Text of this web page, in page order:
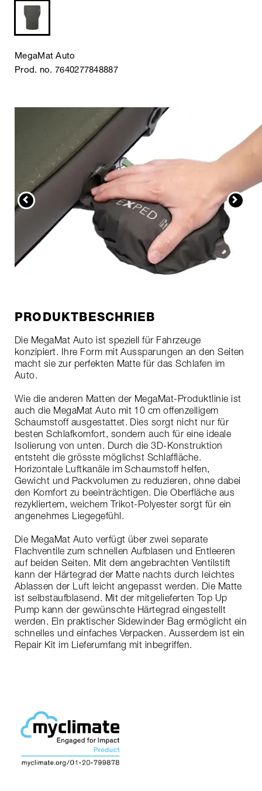
MegaMat Auto
Prod. no. 7640277848887
PRODUKTBESCHRIEB
Die MegaMat Auto ist speziell für Fahrzeuge
konzipiert. Ihre Form mit Aussparungen an den Seiten
macht sie zur perfekten Matte für das Schlafen im
Auto.
Wie die anderen Matten der MegaMat-Produktlinie ist
auch die MegaMat Auto mit 10 cm offenzelligem
Schaumstoff ausgestattet. Dies sorgt nicht nur für
besten Schlafkomfort, sondern auch für eine ideale
Isolierung von unten. Durch die 3D-Konstruktion
entsteht die grösste möglichst Schlaffläche.
Horizontale Luftkanäle im Schaumstoff helfen,
Gewicht und Packvolumen zu reduzieren, ohne dabei
den Komfort zu beeinträchtigen. Die Oberfläche aus
rezykliertem, weichem Trikot-Polyester sorgt für ein
angenehmes Liegegefühl.
Die MegaMat Auto verfügt über zwei separate
Flachventile zum schnellen Aufblasen und Entleeren
auf beiden Seiten. Mit dem angebrachten Ventilstift
kann der Härtegrad der Matte nachts durch leichtes
Ablassen der Luft leicht angepasst werden. Die Matte
ist selbstaufblasend. Mit der mitgelieferten Top Up
Pump kann der gewünschte Härtegrad eingestellt
werden. Ein praktischer Sidewinder Bag ermöglicht ein
schnelles und einfaches Verpacken. Ausserdem ist ein
Repair Kit im Lieferumfang mit inbegriffen.